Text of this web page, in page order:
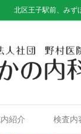
北区王子駅前、みず
紹介 検査内